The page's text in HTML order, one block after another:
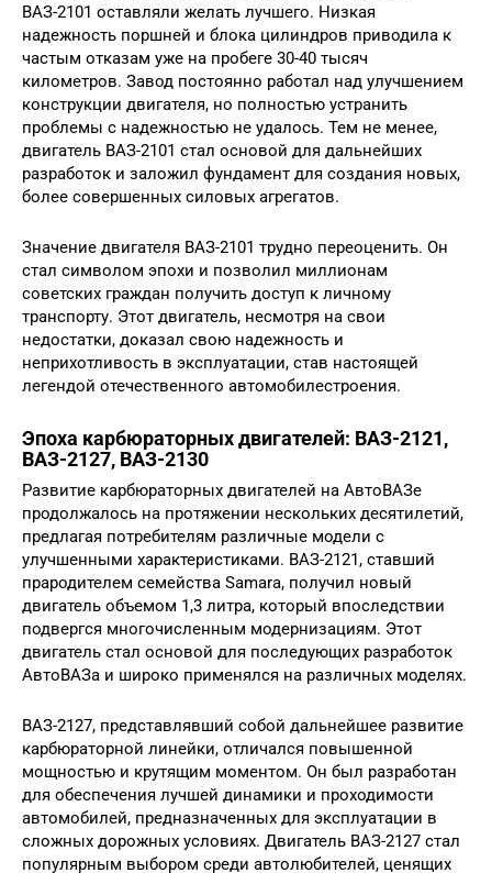
ВАЗ-2101 оставляли желать лучшего. Низкая
надежность поршней и блока цилиндров приводила к
частым отказам уже на пробеге 30-40 тысяч
километров. Завод постоянно работал над улучшением
конструкции двигателя, но полностью устранить
проблемы с надежностью не удалось. Тем не менее,
двигатель ВАЗ-2101 стал основой для дальнейших
разработок и заложил фундамент для создания новых,
более совершенных силовых агрегатов.
Значение двигателя ВАЗ-2101 трудно переоценить. Он
стал символом эпохи и позволил миллионам
советских граждан получить доступ к личному
транспорту. Этот двигатель, несмотря на свои
недостатки, доказал свою надежность и
неприхотливость в эксплуатации, став настоящей
легендой отечественного автомобилестроения.
Эпоха карбюраторных двигателей: ВАЗ-2121,
ВАЗ-2127, ВАЗ-2130
Развитие карбюраторных двигателей на АвтоВАЗе
продолжалось на протяжении нескольких десятилетий,
предлагая потребителям различные модели с
улучшенными характеристиками. ВАЗ-2121, ставший
прародителем семейства Samara, получил новый
двигатель объемом 1,3 литра, который впоследствии
подвергся многочисленным модернизациям. Этот
двигатель стал основой для последующих разработок
АвтоВАЗа и широко применялся на различных моделях.
ВАЗ-2127, представлявший собой дальнейшее развитие
карбюраторной линейки, отличался повышенной
мощностью и крутящим моментом. Он был разработан
для обеспечения лучшей динамики и проходимости
автомобилей, предназначенных для эксплуатации в
сложных дорожных условиях. Двигатель ВАЗ-2127 стал
популярным выбором среди автолюбителей, ценящих